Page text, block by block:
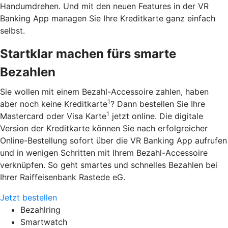
Handumdrehen. Und mit den neuen Features in der VR
Banking App managen Sie Ihre Kreditkarte ganz einfach
selbst.
Startklar machen fürs smarte
Bezahlen
Sie wollen mit einem Bezahl-Accessoire zahlen, haben
aber noch keine Kreditkarte1? Dann bestellen Sie Ihre
Mastercard oder Visa Karte1 jetzt online. Die digitale
Version der Kreditkarte können Sie nach erfolgreicher
Online-Bestellung sofort über die VR Banking App aufrufen
und in wenigen Schritten mit Ihrem Bezahl-Accessoire
verknüpfen. So geht smartes und schnelles Bezahlen bei
Ihrer Raiffeisenbank Rastede eG.
Jetzt bestellen
Bezahlring
Smartwatch